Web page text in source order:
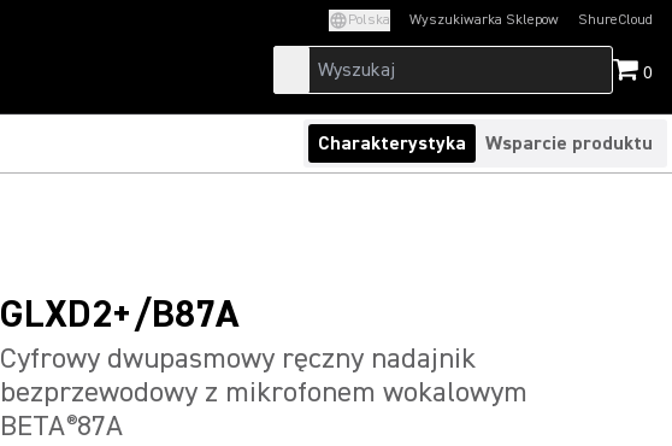
Polska Wyszukiwarka Sklepow ShureCloud
(Opens in a new
0
Charakterystyka Wsparcie produktu
GLXD2+/B87A
Cyfrowy dwupasmowy ręczny nadajnik
bezprzewodowy z mikrofonem wokalowym
BETA®87A